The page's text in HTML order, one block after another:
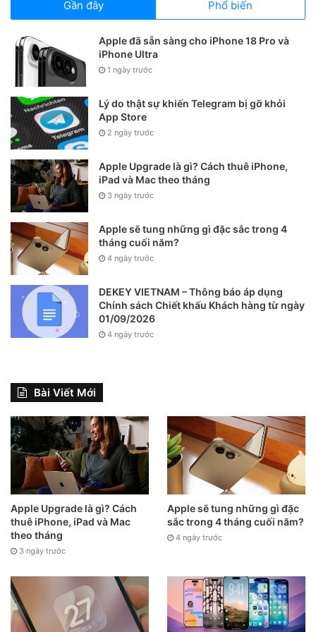
MFi là dạng viết tắt của Made for iPhone/iPod/iPad. Đây là
một chương trình cấp phép của Apple, nếu bạn thấy logo
MFi được in trên hộp sản phẩm, điều đó có nghĩa là cáp sạc
này hoàn toàn tương thích với các thiết bị iOS.
5. Cập nhật phần mềm
Đầu tiên, bạn hãy truy cập vào Settings (cài đặt) – General
(cài đặt chung) – Software Update (cập nhật phần mềm) –
Download & Install (tải về và cài đặt). Lưu ý, dung lượng bản
cập nhật sẽ phụ thuộc vào thiết bị bạn đang sử dụng.
Để quá trình cập nhật diễn ra trơn tru hơn, bạn hãy cắm sạc
cho iPhone nếu pin thiết bị còn dưới 50%.
Trên đây là một số mẹo nhỏ để giải quyết các sự cố phần
mềm và phần cứng liên quan đến dây cáp và cục sạc. Nếu
cổng sạc iPhone bị hư hỏng, bạn nên liên hệ với cửa hàng
(nơi bán máy) hoặc trung tâm bảo hành được ủy quyền.
Gần đây Phổ biến
Apple đã sẵn sàng cho iPhone 18 Pro và
iPhone Ultra
1 ngày trước
Lý do thật sự khiến Telegram bị gỡ khỏi
App Store
2 ngày trước
Apple Upgrade là gì? Cách thuê iPhone,
iPad và Mac theo tháng
3 ngày trước
Apple sẽ tung những gì đặc sắc trong 4
tháng cuối năm?
4 ngày trước
DEKEY VIETNAM – Thông báo áp dụng
Chính sách Chiết khấu Khách hàng từ ngày
01/09/2026
4 ngày trước
Bài Viết Mới
Apple Upgrade là gì? Cách
thuê iPhone, iPad và Mac
theo tháng
3 ngày trước
Apple sẽ tung những gì đặc
sắc trong 4 tháng cuối năm?
4 ngày trước